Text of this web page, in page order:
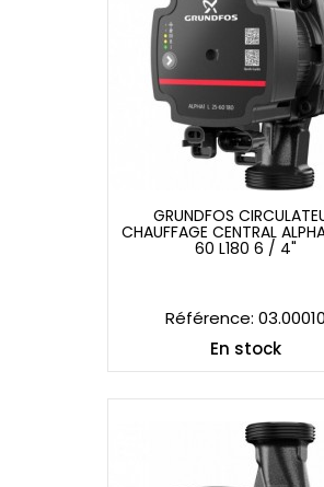
GRUNDFOS
GRUNDFOS
CHAUFFAGE CENTRAL
60 L180 6 / 4"
Référence: 03.00010
En stock